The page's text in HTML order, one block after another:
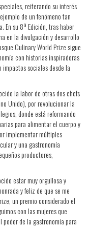
reiterando su interés
de un fenómeno tan
En su 8ª Edición, tras haber
en la divulgación y desarrollo
Culinary World Prize sigue
con historias inspiradoras
impactos sociales desde la
la labor de otras dos chefs
Unido), por revolucionar la
donde está reformando
para alimentar el cuerpo y
implementar múltiples
y una gastronomía
productores,
estar muy orgullosa y
y feliz de que se me
un premio considerado el
con las mujeres que
de la gastronomía para